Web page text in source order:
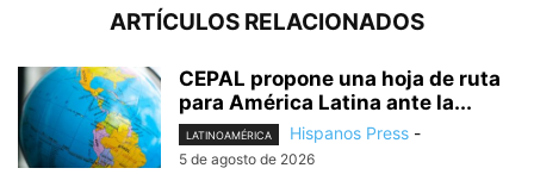
ARTÍCULOS RELACIONADOS
CEPAL propone una hoja de ruta
para América Latina ante la...
LATINOAMÉRICA Hispanos Press -
5 de agosto de 2026